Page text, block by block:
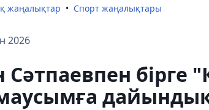
жаңалықтар Спорт жаңалықтары
2026
Сәтпаевпен бірге